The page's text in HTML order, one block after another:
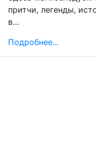
притчи, легенды,
в…
Подробнее...